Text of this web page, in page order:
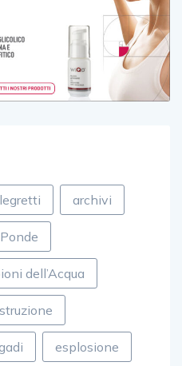
archivi
dell’Acqua
esplosione